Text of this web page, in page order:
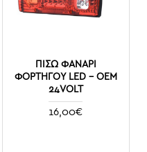
ΠΊΣΩ ΦΑΝΆΡΙ
ΦΟΡΤΗΓΟΎ LED - OEM
24VOLT
16,00€